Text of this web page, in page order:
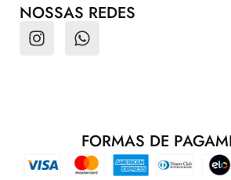
NOSSAS REDES
FORMAS DE